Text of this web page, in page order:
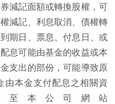
減記面額或轉換股權，可
減記、利息取消、債權轉
期日、票息、付息日、或
息可能由基金的收益或本
支出的部份，可能導致原
由本金支付配息之相關資
至本公司網站